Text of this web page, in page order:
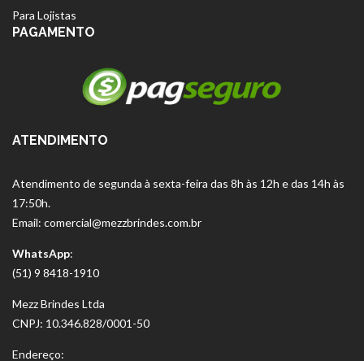
Para Lojistas
PAGAMENTO
ATENDIMENTO
Atendimento de segunda à sexta-feira das 8h às 12h e das 14h às
17:50h.
Email: comercial@mezzbrindes.com.br
WhatsApp:
(51) 9 8418-1910
Mezz Brindes Ltda
CNPJ: 10.346.828/0001-50
Endereço: